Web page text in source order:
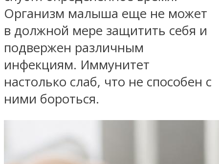
Организм малыша еще не может
в должной мере защитить себя и
подвержен различным
инфекциям. Иммунитет
настолько слаб, что не способен с
ними бороться.